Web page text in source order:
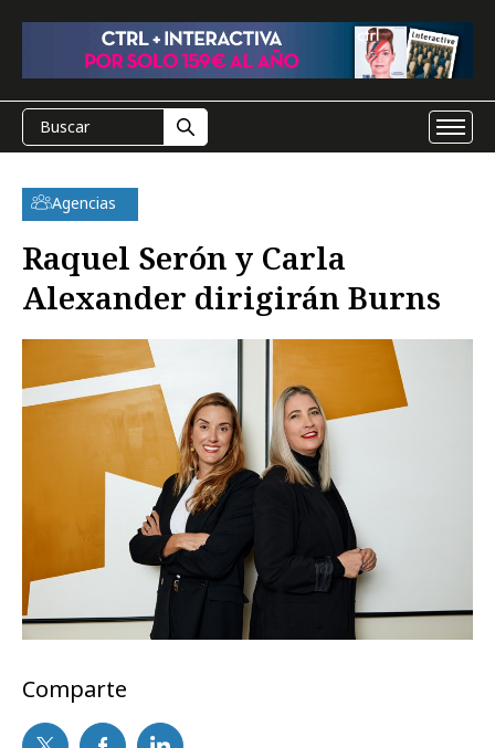
Agencias
Raquel Serón y Carla
Alexander dirigirán Burns
Comparte